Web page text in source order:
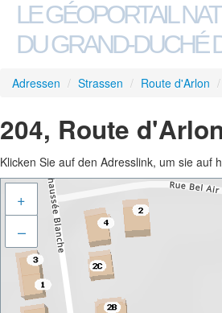
LE GÉOPORTAIL
DU GRAND-DUCHÉ
Adressen / Strassen / Route d'Arlon /
204, Route
Klicken Sie auf den Adresslink, um sie auf
+
–